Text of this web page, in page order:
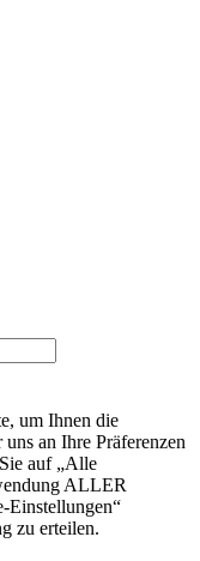
um Ihnen die
an Ihre Präferenzen
auf „Alle
ALLER
Einstellungen“
zu erteilen.